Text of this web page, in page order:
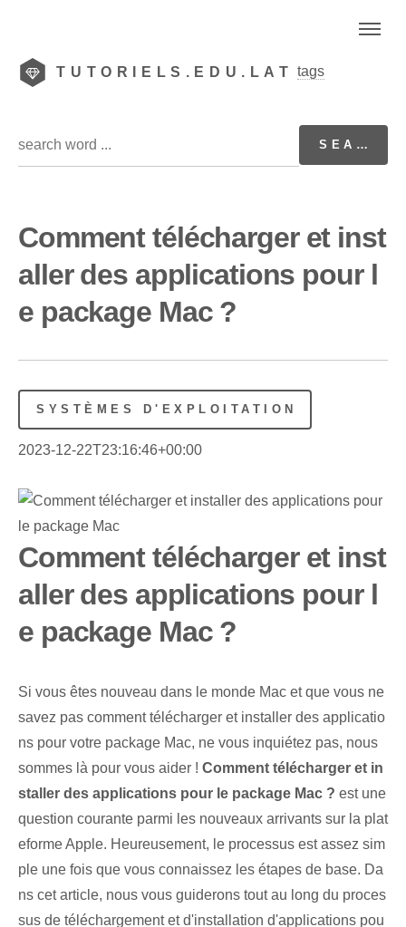
TUTORIELS.EDU.LAT tags
Comment télécharger et inst
aller des applications pour l
e package Mac ?
SYSTÈMES D'EXPLOITATION
2023-12-22T23:16:46+00:00
Comment télécharger et inst
aller des applications pour l
e package Mac ?
Si vous êtes nouveau dans le monde Mac et que vous ne
savez pas comment télécharger et installer des applicatio
ns pour votre package Mac, ne vous inquiétez pas, nous
sommes là pour vous aider ! Comment télécharger et in
staller des applications pour le package Mac ? est une
question courante parmi les nouveaux arrivants sur la plat
eforme Apple. Heureusement, le processus est assez sim
ple une fois que vous connaissez les étapes de base. Da
ns cet article, nous vous guiderons tout au long du proces
sus de téléchargement et d'installation d'applications pou